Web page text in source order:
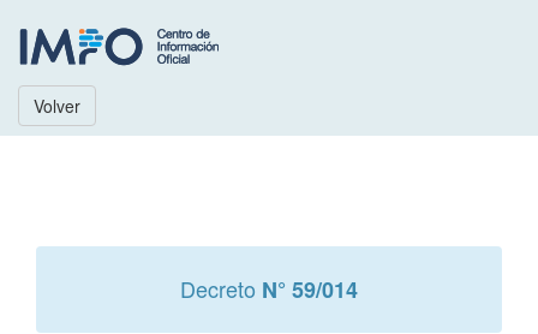
Volver
Decreto N° 59/014